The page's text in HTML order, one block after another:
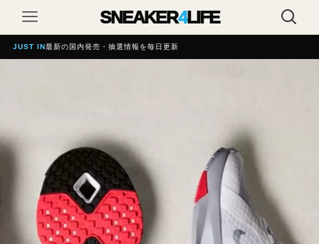
SNEAKER4LIFE
JUST IN最新の国内発売・抽選情報を毎日更新